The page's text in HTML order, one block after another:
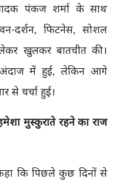
पंकज शर्मा के साथ
दर्शन, फिटनेस, सोशल
खुलकर बातचीत की।
में हुई, लेकिन आगे
से चर्चा हुई।
मुस्कुराते रहने का राज
कि पिछले कुछ दिनों से